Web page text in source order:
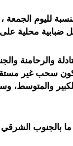
بالنسبة لليوم
ضبابية محلية
والرحامنة
سحب غير
والمتوسط،
بالجنوب